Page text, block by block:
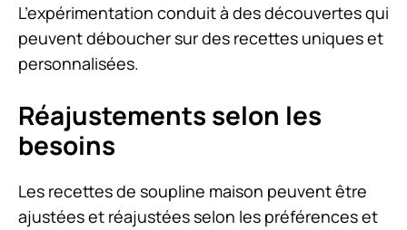
L’expérimentation conduit à des découvertes qui
peuvent déboucher sur des recettes uniques et
personnalisées.
Réajustements selon les
besoins
Les recettes de soupline maison peuvent être
ajustées et réajustées selon les préférences et